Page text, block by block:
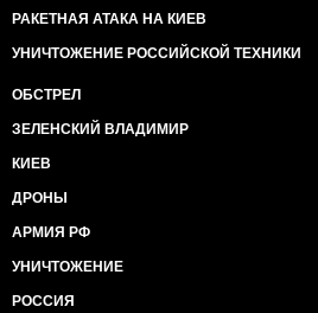
РАКЕТНАЯ АТАКА НА КИЕВ
УНИЧТОЖЕНИЕ РОССИЙСКОЙ ТЕХНИКИ
ОБСТРЕЛ
ЗЕЛЕНСКИЙ ВЛАДИМИР
КИЕВ
ДРОНЫ
АРМИЯ РФ
УНИЧТОЖЕНИЕ
РОССИЯ